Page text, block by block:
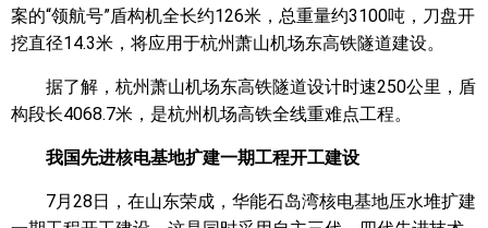
案的“领航号”盾构机全长约126米，总重量约3100吨，刀盘开
挖直径14.3米，将应用于杭州萧山机场东高铁隧道建设。
据了解，杭州萧山机场东高铁隧道设计时速250公里，盾
构段长4068.7米，是杭州机场高铁全线重难点工程。
我国先进核电基地扩建一期工程开工建设
7月28日，在山东荣成，华能石岛湾核电基地压水堆扩建